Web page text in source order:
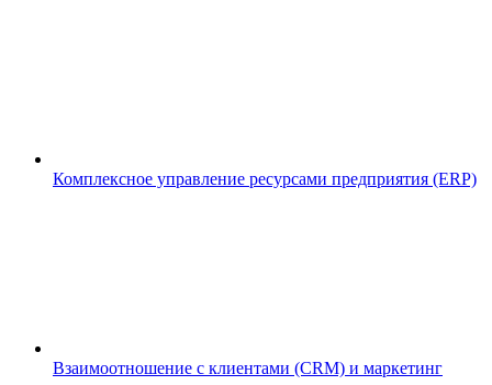
Комплексное управление ресурсами предприятия (ERP)
Взаимоотношение с клиентами (CRM) и маркетинг